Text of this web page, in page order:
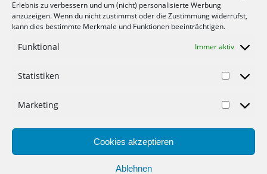
Erlebnis zu verbessern und um (nicht) personalisierte Werbung
anzuzeigen. Wenn du nicht zustimmst oder die Zustimmung widerrufst,
kann dies bestimmte Merkmale und Funktionen beeinträchtigen.
Funktional Immer aktiv
Statistiken
Marketing
Cookies akzeptieren
Ablehnen
Unterstützung.
© 2012-2022 Mein-Geld-Blog.de der Geld Blog.
Werbung